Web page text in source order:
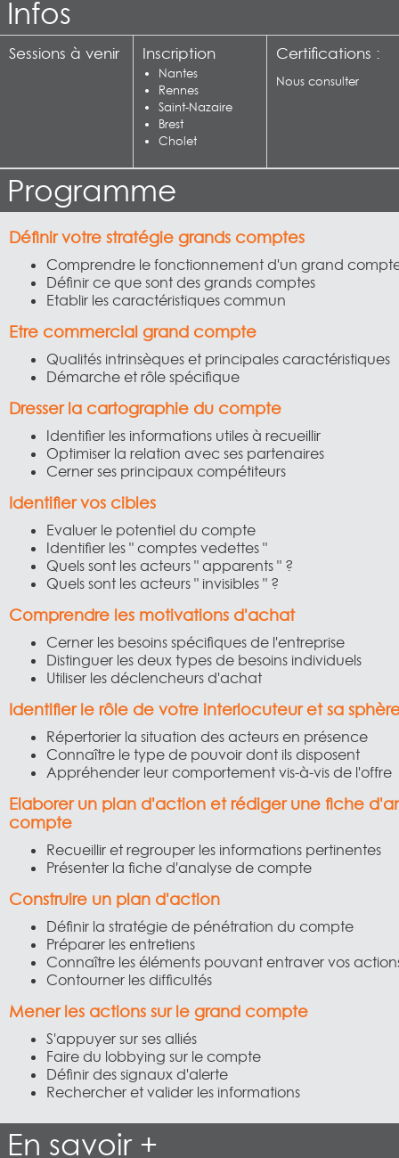
Infos
Sessions à venir Inscription
Nantes
Rennes
Saint-Nazaire
Brest
Cholet
Certifications :
Nous consulter
Programme
Définir votre stratégie grands comptes
Comprendre le fonctionnement d'un grand
Définir ce que sont des grands comptes
Etablir les caractéristiques commun
Etre commercial grand compte
Qualités intrinsèques et principales caractéristiques
Démarche et rôle spécifique
Dresser la cartographie du compte
Identifier les informations utiles à recueillir
Optimiser la relation avec ses partenaires
Cerner ses principaux compétiteurs
Identifier vos cibles
Evaluer le potentiel du compte
Identifier les " comptes vedettes "
Quels sont les acteurs " apparents " ?
Quels sont les acteurs " invisibles " ?
Comprendre les motivations d'achat
Cerner les besoins spécifiques de l'entreprise
Distinguer les deux types de besoins individuels
Utiliser les déclencheurs d'achat
Identifier le rôle de votre interlocuteur et sa
Répertorier la situation des acteurs en présence
Connaître le type de pouvoir dont ils disposent
Appréhender leur comportement vis-à-vis de l'offre
Elaborer un plan d'action et rédiger une fiche
compte
Recueillir et regrouper les informations pertinentes
Présenter la fiche d'analyse de compte
Construire un plan d'action
Définir la stratégie de pénétration du compte
Préparer les entretiens
Connaître les éléments pouvant entraver vos
Contourner les difficultés
Mener les actions sur le grand compte
S'appuyer sur ses alliés
Faire du lobbying sur le compte
Définir des signaux d'alerte
Rechercher et valider les informations
En savoir +